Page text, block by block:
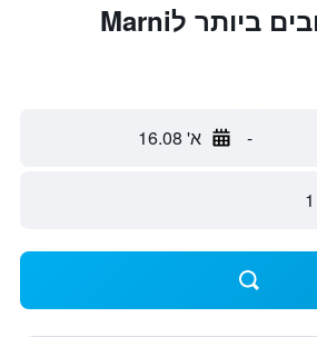
המבצעים הטובים ביותר לMarni
- א' 16.08